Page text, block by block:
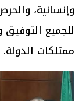
وإنسانية،
للجميع
ممتلكات الدولة.